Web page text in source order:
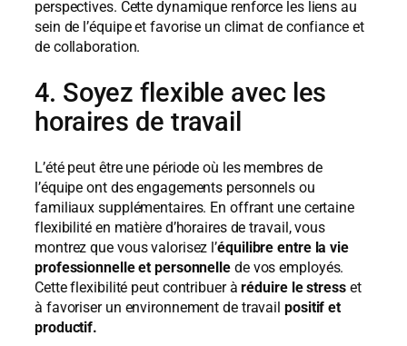
perspectives. Cette dynamique renforce les liens au
sein de l’équipe et favorise un climat de confiance et
de collaboration.
4. Soyez flexible avec les
horaires de travail
L’été peut être une période où les membres de
l’équipe ont des engagements personnels ou
familiaux supplémentaires. En offrant une certaine
flexibilité en matière d’horaires de travail, vous
montrez que vous valorisez l’équilibre entre la vie
professionnelle et personnelle de vos employés.
Cette flexibilité peut contribuer àréduire le stresset
à favoriser un environnement de travail positif et
productif.